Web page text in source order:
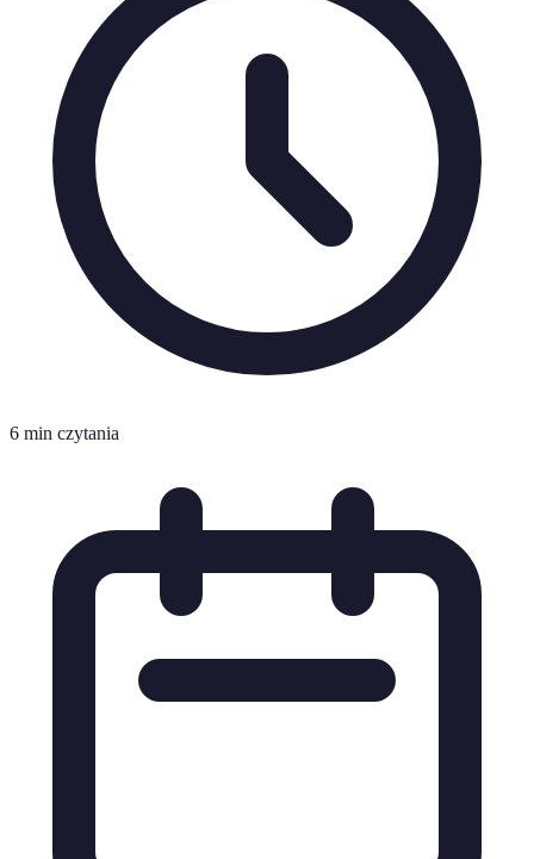
6 min czytania